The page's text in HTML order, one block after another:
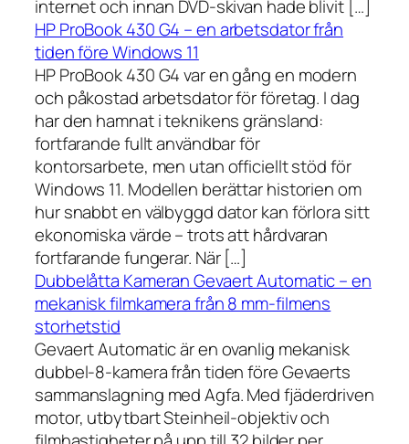
internet och innan DVD-skivan hade blivit […]
HP ProBook 430 G4 – en arbetsdator från
tiden före Windows 11
HP ProBook 430 G4 var en gång en modern
och påkostad arbetsdator för företag. I dag
har den hamnat i teknikens gränsland:
fortfarande fullt användbar för
kontorsarbete, men utan officiellt stöd för
Windows 11. Modellen berättar historien om
hur snabbt en välbyggd dator kan förlora sitt
ekonomiska värde – trots att hårdvaran
fortfarande fungerar. När […]
Dubbelåtta Kameran Gevaert Automatic – en
mekanisk filmkamera från 8 mm-filmens
storhetstid
Gevaert Automatic är en ovanlig mekanisk
dubbel-8-kamera från tiden före Gevaerts
sammanslagning med Agfa. Med fjäderdriven
motor, utbytbart Steinheil-objektiv och